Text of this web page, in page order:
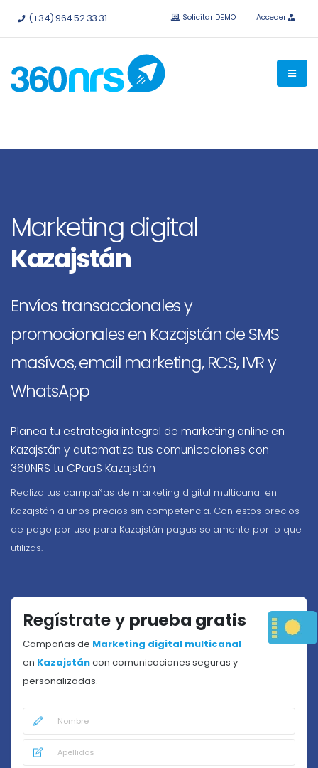
Pruébalo gratis sin compromiso. API e integraciones
(+34) 964 52 33 31 Solicitar DEMO Acceder
Marketing digital
Kazajstán
Envíos transaccionales y
promocionales en Kazajstán de SMS
masívos, email marketing, RCS, IVR y
WhatsApp
Planea tu estrategia integral de marketing online en
Kazajstán y automatiza tus comunicaciones con
360NRS tu CPaaS Kazajstán
Realiza tus campañas de marketing digital multicanal en
Kazajstán a unos precios sin competencia. Con estos precios
de pago por uso para Kazajstán pagas solamente por lo que
utilizas.
Regístrate y prueba gratis
Campañas de Marketing digital multicanal
en Kazajstáncon comunicaciones seguras y
personalizadas.